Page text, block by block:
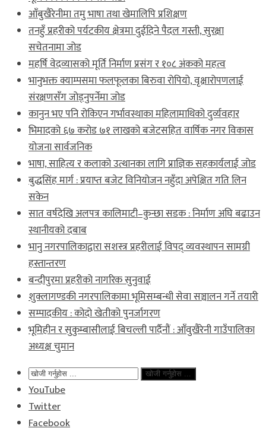
आँबुखैरेनीमा तमु भाषा तथा खेमालिपि प्रशिक्षण
तनहुँ प्रहरीको पर्यटकीय क्षेत्रमा दुईदिने पैदल गस्ती, सुरक्षा
सचेतनामा जोड
महर्षि वेदव्यासको मूर्ति निर्माण प्रसंग र १०८ अंकको महत्व
भानुभक्त क्याम्पसमा फलफूलका बिरुवा रोपियो, वृक्षारोपणलाई
संरक्षणसँग जोड्नुपर्नेमा जोड
कानुन भए पनि रोकिएन गर्भावस्थाका महिलामाथिको दुर्व्यवहार
भिमादको ६७ करोड ७१ लाखको बजेटसहित वार्षिक नगर विकास
योजना सार्वजनिक
भाषा, साहित्य र कलाको उत्थानका लागि प्राज्ञिक सहकार्यलाई जोड
बुद्धसिंह मार्ग : प्रयाप्त बजेट विनियोजन नहुँदा अपेक्षित गति लिन
सकेन
सात वर्षदेखि अलपत्र कालिमाटी–कुन्छा सडक : निर्माण अघि बढाउन
स्थानीयको दबाब
भानु नगरपालिकाद्वारा सशस्त्र प्रहरीलाई विपद् व्यवस्थापन सामग्री
हस्तान्तरण
बन्दीपुरमा प्रहरीको नागरिक सुनुवाई
शुक्लागण्डकी नगरपालिकामा भूमिसम्बन्धी सेवा सञ्चालन गर्ने तयारी
सम्पादकीय : कोदो खेतीको पुनर्जागरण
भूमिहीन र सुकुम्बासीलाई बिचल्ली पार्दैनौं : आँवुखैरेनी गाउँपालिका
अध्यक्ष चुमान
खोजी गर्नुहोस ...
YouTube
Twitter
Facebook